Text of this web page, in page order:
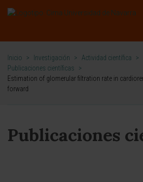
Inicio > Investigación > Actividad científica
>
Publicaciones científicas
>
Estimation of glomerular filtration rate in
forward
Publicaciones